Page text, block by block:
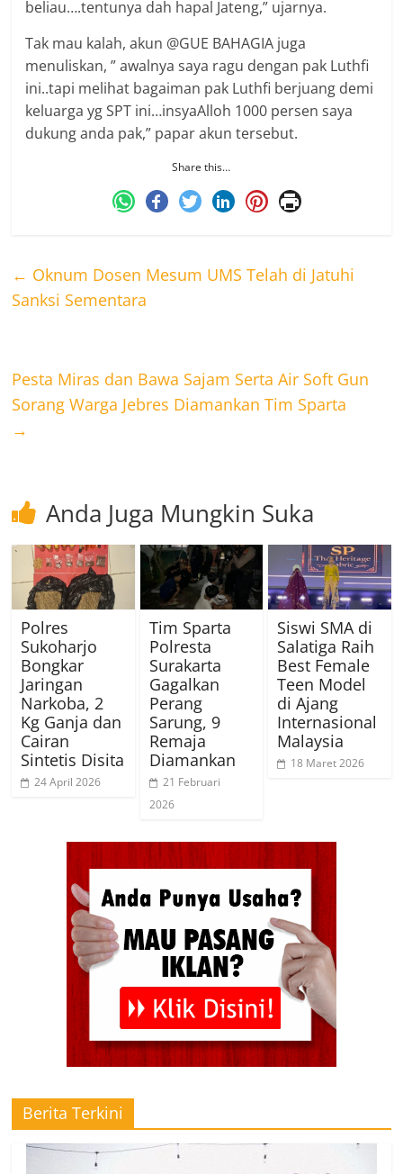
beliau….tentunya dah hapal Jateng,” ujarnya.
Tak mau kalah, akun @GUE BAHAGIA juga
menuliskan, ” awalnya saya ragu dengan pak Luthfi
ini..tapi melihat bagaiman pak Luthfi berjuang demi
keluarga yg SPT ini…insyaAlloh 1000 persen saya
dukung anda pak,” papar akun tersebut.
Share this…
← Oknum Dosen Mesum UMS Telah di Jatuhi
Sanksi Sementara
Pesta Miras dan Bawa Sajam Serta Air Soft Gun
Sorang Warga Jebres Diamankan Tim Sparta
→
Anda Juga Mungkin Suka
Polres
Sukoharjo
Bongkar
Jaringan
Narkoba, 2
Kg Ganja dan
Cairan
Sintetis Disita
24 April 2026
Tim Sparta
Polresta
Surakarta
Gagalkan
Perang
Sarung, 9
Remaja
Diamankan
21 Februari
2026
Siswi SMA di
Salatiga Raih
Best Female
Teen Model
di Ajang
Internasional
Malaysia
18 Maret 2026
Berita Terkini